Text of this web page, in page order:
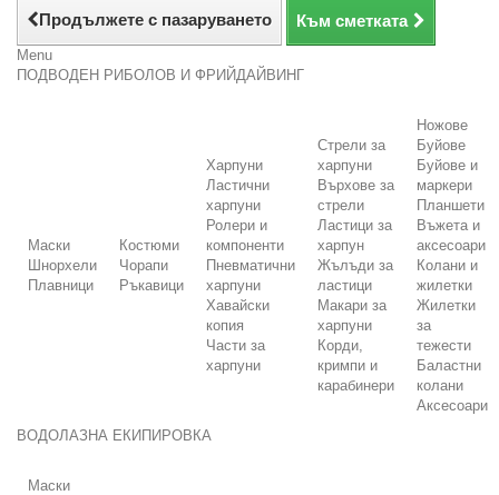
Продължете с пазаруването Към сметката
Menu
ПОДВОДЕН РИБОЛОВ И ФРИЙДАЙВИНГ
Маски
Шнорхели
Плавници
Костюми
Чорапи
Ръкавици
Харпуни
Ластични
харпуни
Ролери и
компоненти
Пневматични
харпуни
Хавайски
копия
Части за
харпуни
Стрели за
харпуни
Върхове за
стрели
Ластици за
харпун
Жълъди за
ластици
Макари за
харпуни
Корди,
кримпи и
карабинери
Ножове
Буйове
Буйове и
маркери
Планшети
Въжета и
аксесоари
Колани и
жилетки
Жилетки
за
тежести
Баластни
колани
Аксесоари
ВОДОЛАЗНА ЕКИПИРОВКА
Маски